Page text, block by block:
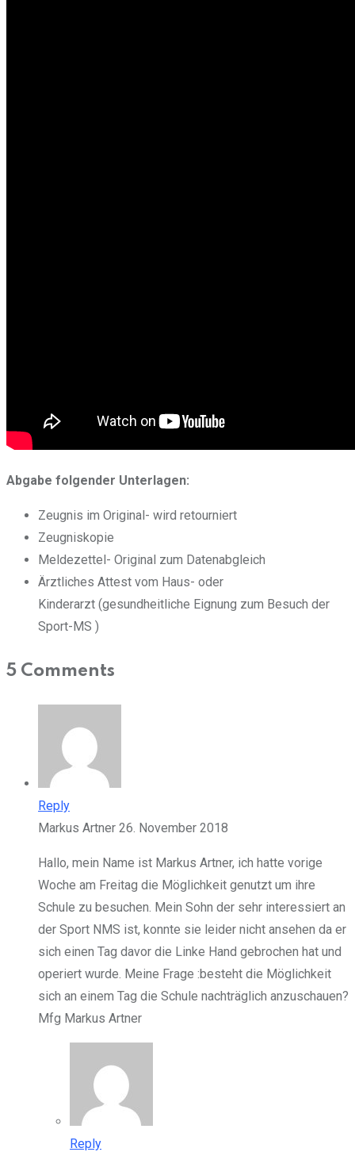
Abgabe folgender Unterlagen:
Zeugnis im Original- wird retourniert
Zeugniskopie
Meldezettel- Original zum Datenabgleich
Ärztliches Attest vom Haus- oder
Kinderarzt (gesundheitliche Eignung zum Besuch der
Sport-MS )
5 Comments
Reply
Markus Artner 26. November 2018
Hallo, mein Name ist Markus Artner, ich hatte vorige
Woche am Freitag die Möglichkeit genutzt um ihre
Schule zu besuchen. Mein Sohn der sehr interessiert an
der Sport NMS ist, konnte sie leider nicht ansehen da er
sich einen Tag davor die Linke Hand gebrochen hat und
operiert wurde. Meine Frage :besteht die Möglichkeit
sich an einem Tag die Schule nachträglich anzuschauen?
Mfg Markus Artner
Reply